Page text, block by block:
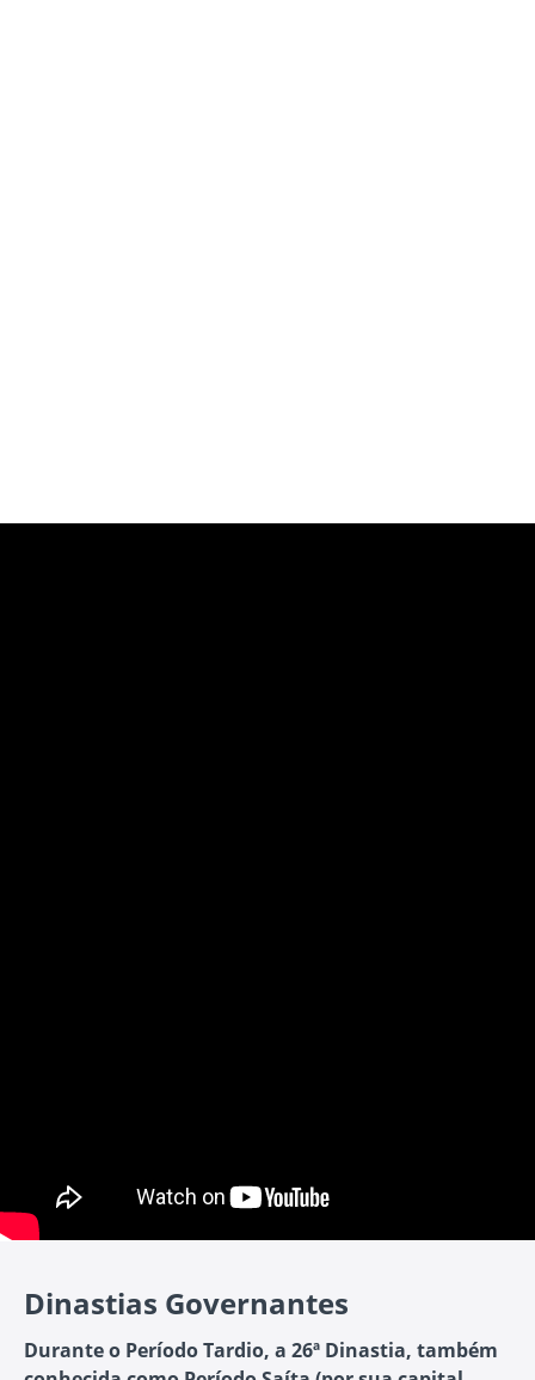
Dinastias Governantes
Durante o Período Tardio, a 26ª Dinastia, também